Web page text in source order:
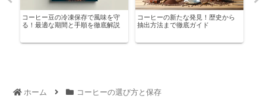
コーヒー豆の冷凍保存で風味を守
る！最適な期間と手順を徹底解説
コーヒーの新たな発見！歴史から
抽出方法まで徹底ガイド
ホーム コーヒーの選び方と保存